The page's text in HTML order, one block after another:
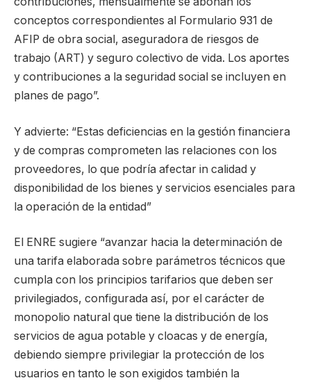
conceptos correspondientes al Formulario 931 de
AFIP de obra social, aseguradora de riesgos de
trabajo (ART) y seguro colectivo de vida. Los aportes
y contribuciones a la seguridad social se incluyen en
planes de pago”.
Y advierte: “Estas deficiencias en la gestión financiera
y de compras comprometen las relaciones con los
proveedores, lo que podría afectar in calidad y
disponibilidad de los bienes y servicios esenciales para
la operación de la entidad”
El ENRE sugiere “avanzar hacia la determinación de
una tarifa elaborada sobre parámetros técnicos que
cumpla con los principios tarifarios que deben ser
privilegiados, configurada así, por el carácter de
monopolio natural que tiene la distribución de los
servicios de agua potable y cloacas y de energía,
debiendo siempre privilegiar la protección de los
usuarios en tanto le son exigidos también la